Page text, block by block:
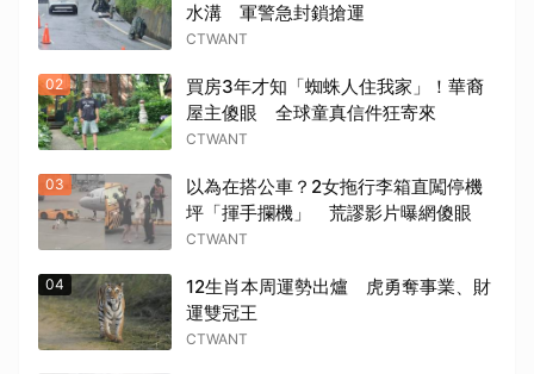
水溝 軍警急封鎖搶運
CTWANT
02
買房3年才知「蜘蛛人住我家」！華裔
屋主傻眼 全球童真信件狂寄來
CTWANT
03
以為在搭公車？2女拖行李箱直闖停機
坪「揮手攔機」 荒謬影片曝網傻眼
CTWANT
04
12生肖本周運勢出爐 虎勇奪事業、財
運雙冠王
CTWANT